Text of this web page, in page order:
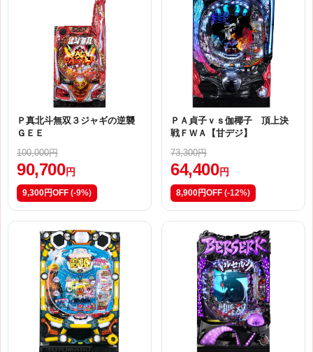
Ｐ真北斗無双３ジャギの逆襲
ＧＥＥ
100,000円
90,700円
9,300円OFF (-9%)
ＰＡ貞子ｖｓ伽椰子 頂上決
戦ＦＷＡ【甘デジ】
73,300円
64,400円
8,900円OFF (-12%)